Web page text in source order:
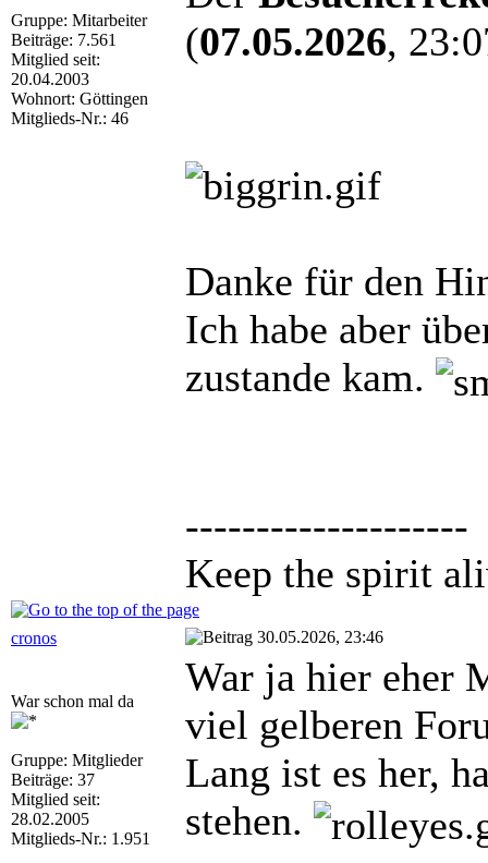
Gruppe: Mitarbeiter
Beiträge: 7.561
Mitglied seit:
20.04.2003
Wohnort: Göttingen
Mitglieds-Nr.: 46
(07.05.2026,
Danke für den
Ich habe aber
zustande kam.
--------------------
Keep the spirit
cronos 30.05.2026, 23:46
War schon mal da
Gruppe: Mitglieder
Beiträge: 37
Mitglied seit:
28.02.2005
Mitglieds-Nr.: 1.951
War ja hier eher
viel gelberen
Lang ist es her,
stehen.